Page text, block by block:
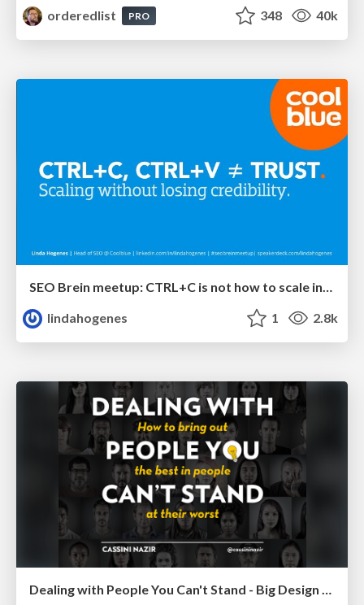
orderedlist
PRO 348 40k
SEO Brein meetup: CTRL+C is not how to scale international SEO
lindahogenes
1 2.8k
Dealing with People You Can't Stand - Big Design 2015